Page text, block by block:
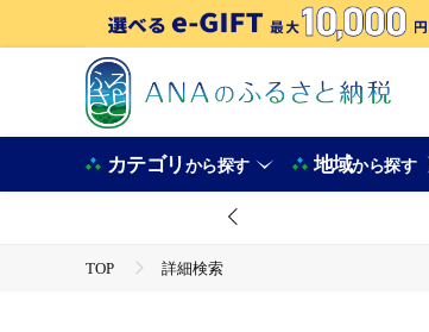
カテゴリから探す 地域から探す
TOP 詳細検索